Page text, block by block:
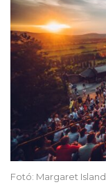
Fotó: Margaret Island